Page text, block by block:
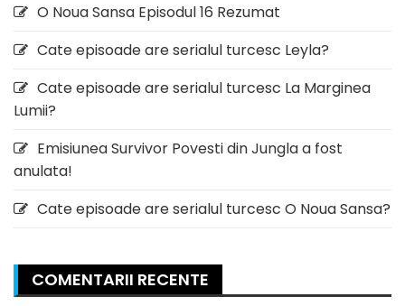
O Noua Sansa Episodul 16 Rezumat
Cate episoade are serialul turcesc Leyla?
Cate episoade are serialul turcesc La Marginea
Lumii?
Emisiunea Survivor Povesti din Jungla a fost
anulata!
Cate episoade are serialul turcesc O Noua Sansa?
COMENTARII RECENTE